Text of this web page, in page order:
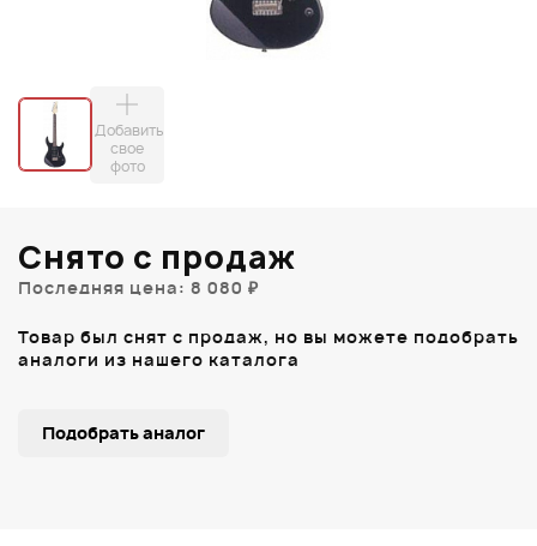
Добавить
свое
фото
Снято с продаж
Последняя цена: 8 080 ₽
Товар был снят с продаж, но вы можете подобрать
аналоги из нашего каталога
Подобрать аналог